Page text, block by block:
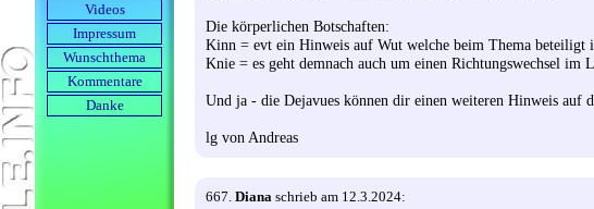
Videos
Impressum
Wunschthema
Kommentare
Danke
Die körperlichen Botschaften:
Kinn = evt ein Hinweis auf Wut welche beim Thema beteiligt
Knie = es geht demnach auch um einen Richtungswechsel im
Und ja - die Dejavues können dir einen weiteren Hinweis auf
lg von Andreas
667. Diana schrieb am 12.3.2024: